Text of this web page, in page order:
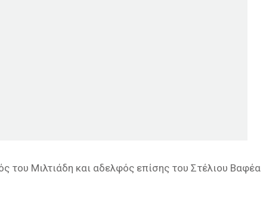
του Μιλτιάδη και αδελφός επίσης του Στέλιου Βαφέα